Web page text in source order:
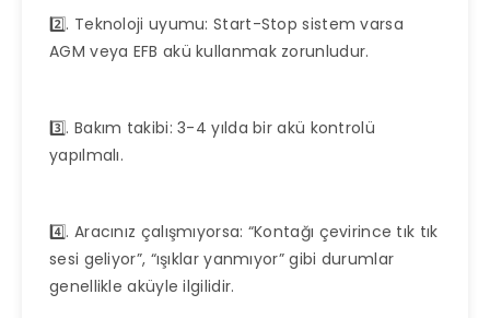
2️⃣. Teknoloji uyumu: Start-Stop sistem varsa
AGM veya EFB akü kullanmak zorunludur.
3️⃣. Bakım takibi: 3-4 yılda bir akü kontrolü
yapılmalı.
4️⃣. Aracınız çalışmıyorsa: “Kontağı çevirince tık tık
sesi geliyor”, “ışıklar yanmıyor” gibi durumlar
genellikle aküyle ilgilidir.